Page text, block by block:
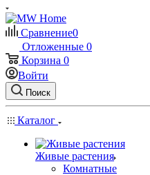
Сравнение0
Отложенные 0
Корзина 0
Войти
Поиск
Каталог
Живые растения
Комнатные